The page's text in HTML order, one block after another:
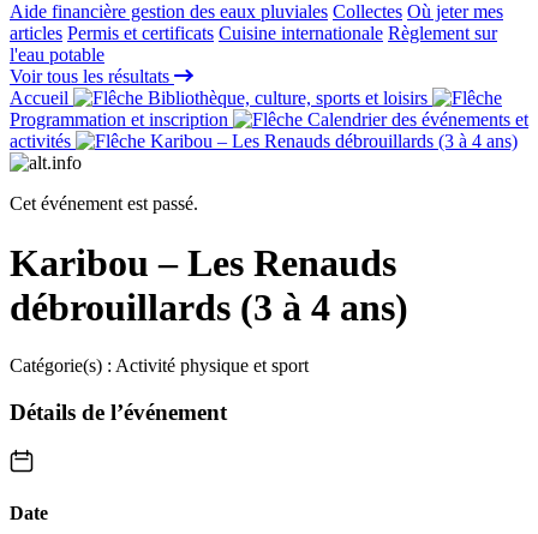
Aide financière gestion des eaux pluviales Collectes Où jeter mes
articles Permis et certificats Cuisine internationale Règlement sur
l'eau potable
Voir tous les résultats
Accueil
Bibliothèque, culture, sports et loisirs
Programmation et inscription
Calendrier des événements et
activités
Karibou – Les Renauds débrouillards (3 à 4 ans)
Cet événement est passé.
Karibou – Les Renauds
débrouillards (3 à 4 ans)
Catégorie(s) : Activité physique et sport
Détails de l’événement
Date